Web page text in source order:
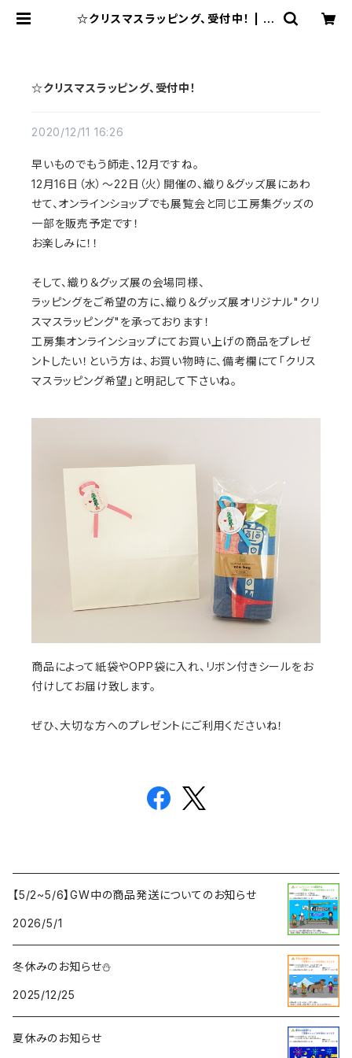
☆クリスマスラッピング、受付中！ | 工
☆クリスマスラッピング、受付中！
2020/12/11 16:26
早いものでもう師走、12月ですね。
12月16日（水）〜22日（火）開催の、織り＆グッズ展にあわ
せて、オンラインショップでも展覧会と同じ工房集グッズの
一部を販売予定です！
お楽しみに！！
そして、織り＆グッズ展の会場同様、
ラッピングをご希望の方に、織り＆グッズ展オリジナル"クリ
スマスラッピング"を承っております！
工房集オンラインショップにてお買い上げの商品をプレゼ
ントしたい！という方は、お買い物時に、備考欄にて「クリス
マスラッピング希望」と明記して下さいね。
商品によって紙袋やOPP袋に入れ、リボン付きシールをお
付けしてお届け致します。
ぜひ、大切な方へのプレゼントにご利用くださいね！
【5/2~5/6】GW中の商品発送についてのお知らせ
2026/5/1
冬休みのお知らせ⛄
2025/12/25
夏休みのお知らせ